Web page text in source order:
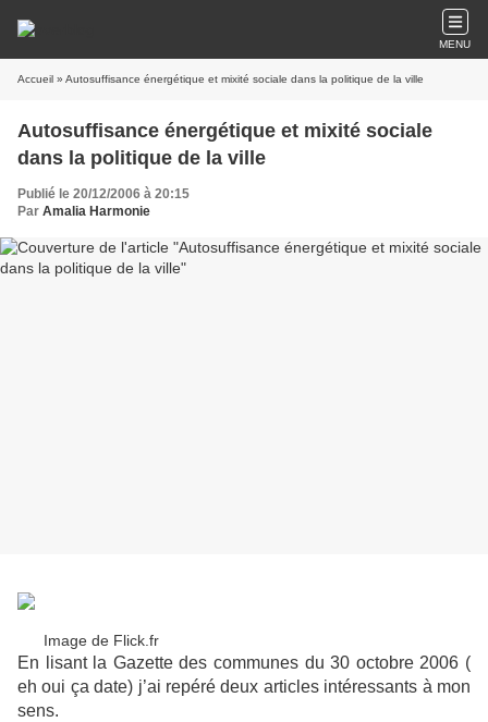
MENU
Accueil » Autosuffisance énergétique et mixité sociale dans la politique de la ville
Autosuffisance énergétique et mixité sociale
dans la politique de la ville
Publié le 20/12/2006 à 20:15
Par Amalia Harmonie
Image de Flick.fr
En lisant la Gazette des communes du 30 octobre 2006 (
eh oui ça date) j’ai repéré deux articles intéressants à mon
sens.